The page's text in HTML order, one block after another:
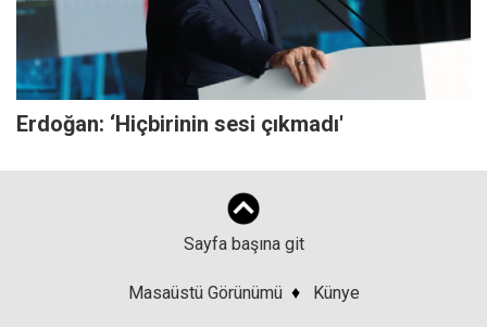
Erdoğan: ‘Hiçbirinin sesi çıkmadı'
Sayfa başına git
Masaüstü Görünümü ♦ Künye